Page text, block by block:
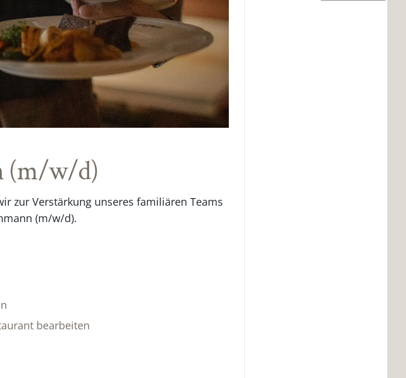
(m/w/d)
zur Verstärkung unseres familiären Teams
(m/w/d).
bearbeiten